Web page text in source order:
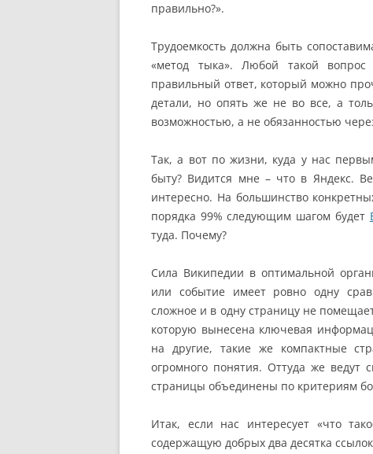
правильно?».
Трудоемкость должна быть
«метод тыка». Любой такой
правильный ответ, который можно
детали, но опять же не во все, а
возможностью, а не обязанностью
Так, а вот по жизни, куда у нас
быту? Видится мне – что в Яндекс.
интересно. На большинство
порядка 99% следующим шагом будет
туда. Почему?
Сила Википедии в оптимальной
или событие имеет ровно одну
сложное и в одну страницу не
которую вынесена ключевая
на другие, такие же компактные
огромного понятия. Оттуда же ведут
страницы объединены по критериям
Итак, если нас интересует «что
содержащую добрых два десятка